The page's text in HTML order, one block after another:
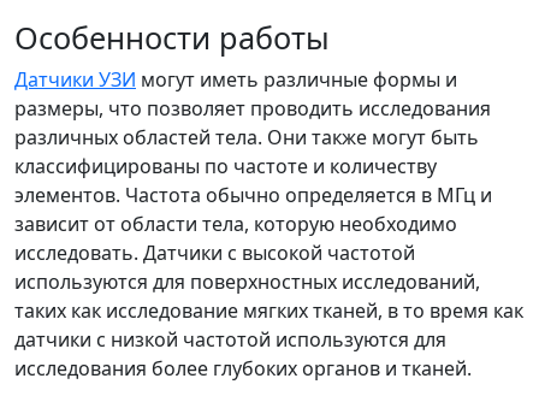
Особенности работы
Датчики УЗИ могут иметь различные формы и
размеры, что позволяет проводить исследования
различных областей тела. Они также могут быть
классифицированы по частоте и количеству
элементов. Частота обычно определяется в МГц и
зависит от области тела, которую необходимо
исследовать. Датчики с высокой частотой
используются для поверхностных исследований,
таких как исследование мягких тканей, в то время как
датчики с низкой частотой используются для
исследования более глубоких органов и тканей.